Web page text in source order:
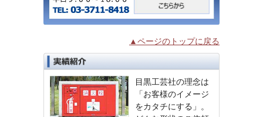
▲ページのトップに戻る
目黒工芸社の理念は
「お客様のイメージ
をカタチにする」。